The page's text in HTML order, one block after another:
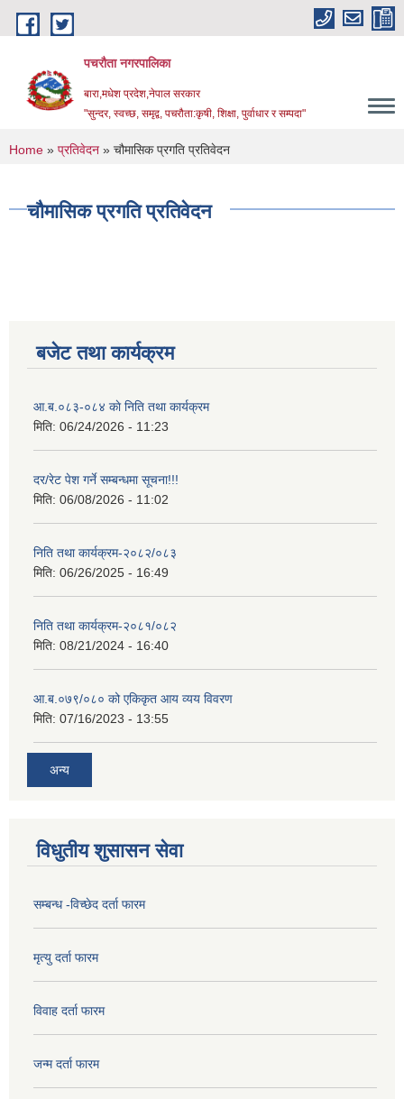
Skip to main content
पचरौता नगरपालिका
बारा,मधेश प्रदेश,नेपाल सरकार
"सुन्दर, स्वच्छ, समृद्व, पचरौता:कृषी, शिक्षा, पुर्वाधार र सम्पदा"
You are here
Home » प्रतिवेदन » चौमासिक प्रगति प्रतिवेदन
चौमासिक प्रगति प्रतिवेदन
बजेट तथा कार्यक्रम
आ.ब.०८३-०८४ काे निति तथा कार्यक्रम
मिति: 06/24/2026 - 11:23
दर/रेट पेश गर्ने सम्बन्धमा सूचना!!!
मिति: 06/08/2026 - 11:02
निति तथा कार्यक्रम-२०८२/०८३
मिति: 06/26/2025 - 16:49
निति तथा कार्यक्रम-२०८१/०८२
मिति: 08/21/2024 - 16:40
आ.ब.०७९/०८० को एकिकृत आय व्यय विवरण
मिति: 07/16/2023 - 13:55
अन्य
विधुतीय शुसासन सेवा
सम्बन्ध -विच्छेद दर्ता फारम
मृत्यु दर्ता फारम
विवाह दर्ता फारम
जन्म दर्ता फारम